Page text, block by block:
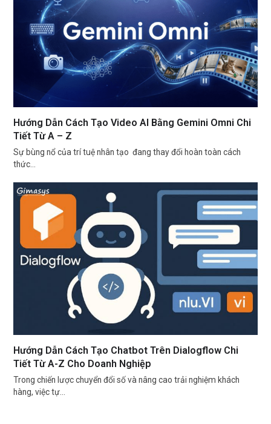
Hướng Dẫn Cách Tạo Video AI Bằng Gemini Omni Chi
Tiết Từ A – Z
Sự bùng nổ của trí tuệ nhân tạo đang thay đổi hoàn toàn cách
thức…
Hướng Dẫn Cách Tạo Chatbot Trên Dialogflow Chi
Tiết Từ A-Z Cho Doanh Nghiệp
Trong chiến lược chuyển đổi số và nâng cao trải nghiệm khách
hàng, việc tự…